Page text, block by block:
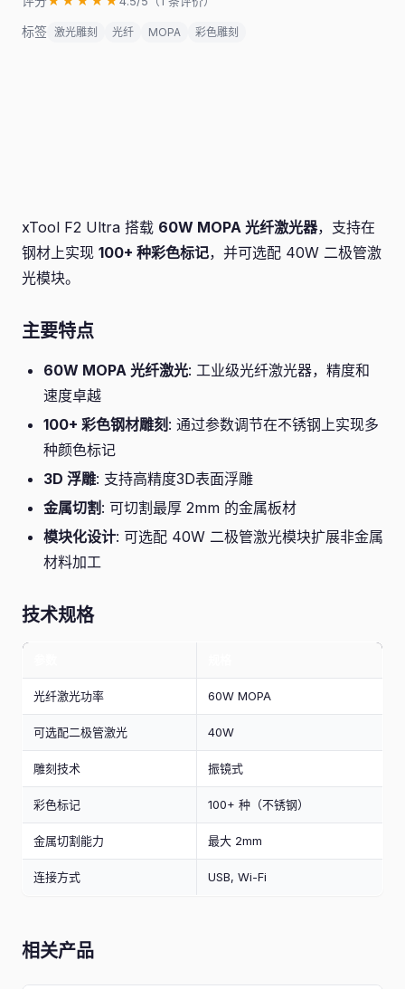
标签 激光雕刻 光纤 MOPA 彩色雕刻
xTool F2 Ultra 搭载 60W MOPA 光纤激光器，支持在
钢材上实现 100+ 种彩色标记，并可选配 40W 二极管激
光模块。
主要特点
60W MOPA 光纤激光: 工业级光纤激光器，精度和
速度卓越
100+ 彩色钢材雕刻 : 通过参数调节在不锈钢上实现多
种颜色标记
3D 浮雕: 支持高精度3D表面浮雕
金属切割 : 可切割最厚 2mm 的金属板材
模块化设计: 可选配 40W 二极管激光模块扩展非金属
材料加工
技术规格
光纤激光功率 60W MOPA
可选配二极管激光 40W
雕刻技术 振镜式
彩色标记 100+ 种（不锈钢）
金属切割能力 最大 2mm
连接方式 USB, Wi-Fi
相关产品